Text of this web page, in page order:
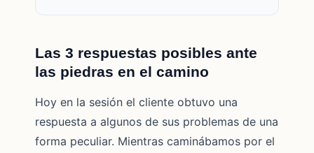
Las 3 respuestas posibles ante
las piedras en el camino
Hoy en la sesión el cliente obtuvo una
respuesta a algunos de sus problemas de una
forma peculiar. Mientras caminábamos por el